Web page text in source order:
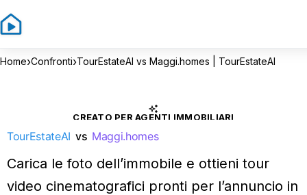
Home›Confronti›TourEstateAI vs Maggi.homes | TourEstateAI
CREATO PER AGENTI IMMOBILIARI
TourEstateAI vs Maggi.homes
Carica le foto dell’immobile e ottieni tour
video cinematografici pronti per l’annuncio in